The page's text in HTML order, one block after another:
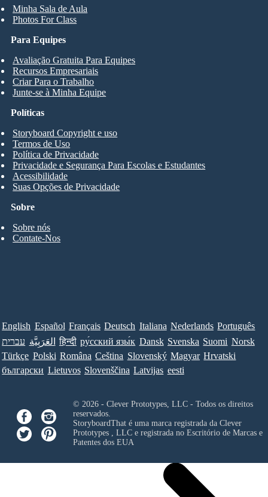
Minha Sala de Aula
Photos For Class
Para Equipes
Avaliação Gratuita Para Equipes
Recursos Empresariais
Criar Para o Trabalho
Junte-se à Minha Equipe
Sobre
Sobre nós
Contate-Nos
Políticas
Storyboard Copyright e uso
Termos de Uso
Política de Privacidade
Privacidade e Segurança Para Escolas e Estudantes
Acessibilidade
Suas Opções de Privacidade
English Español Français Deutsch Italiana Nederlands Português
עברית العَرَبِيَّة हिन्दी ру́сский язы́к Dansk Svenska Suomi Norsk
Türkçe Polski Româna Ceština Slovenský Magyar Hrvatski
български Lietuvos Slovenščina Latvijas eesti
© 2026 - Clever Prototypes, LLC - Todos os direitos
reservados.
StoryboardThat é uma marca registrada da Clever
Prototypes , LLCe registrada no Escritório de Marcas e
Patentes dos EUA